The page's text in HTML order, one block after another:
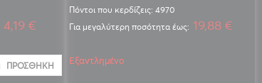
4,19 €
ΠΡΟΣΘΉΚΗ
Πόντοι που κερδίζεις: 4970
Για μεγαλύτερη ποσότητα έως: 19,88 €
Εξαντλημένο